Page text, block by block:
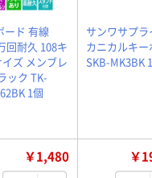
ード 有線
回耐久 108キ
イズ メンブレ
ック TK-
1個
サンワサプラ
カニカルキ
SKB-MK3BK
￥1,480 ￥